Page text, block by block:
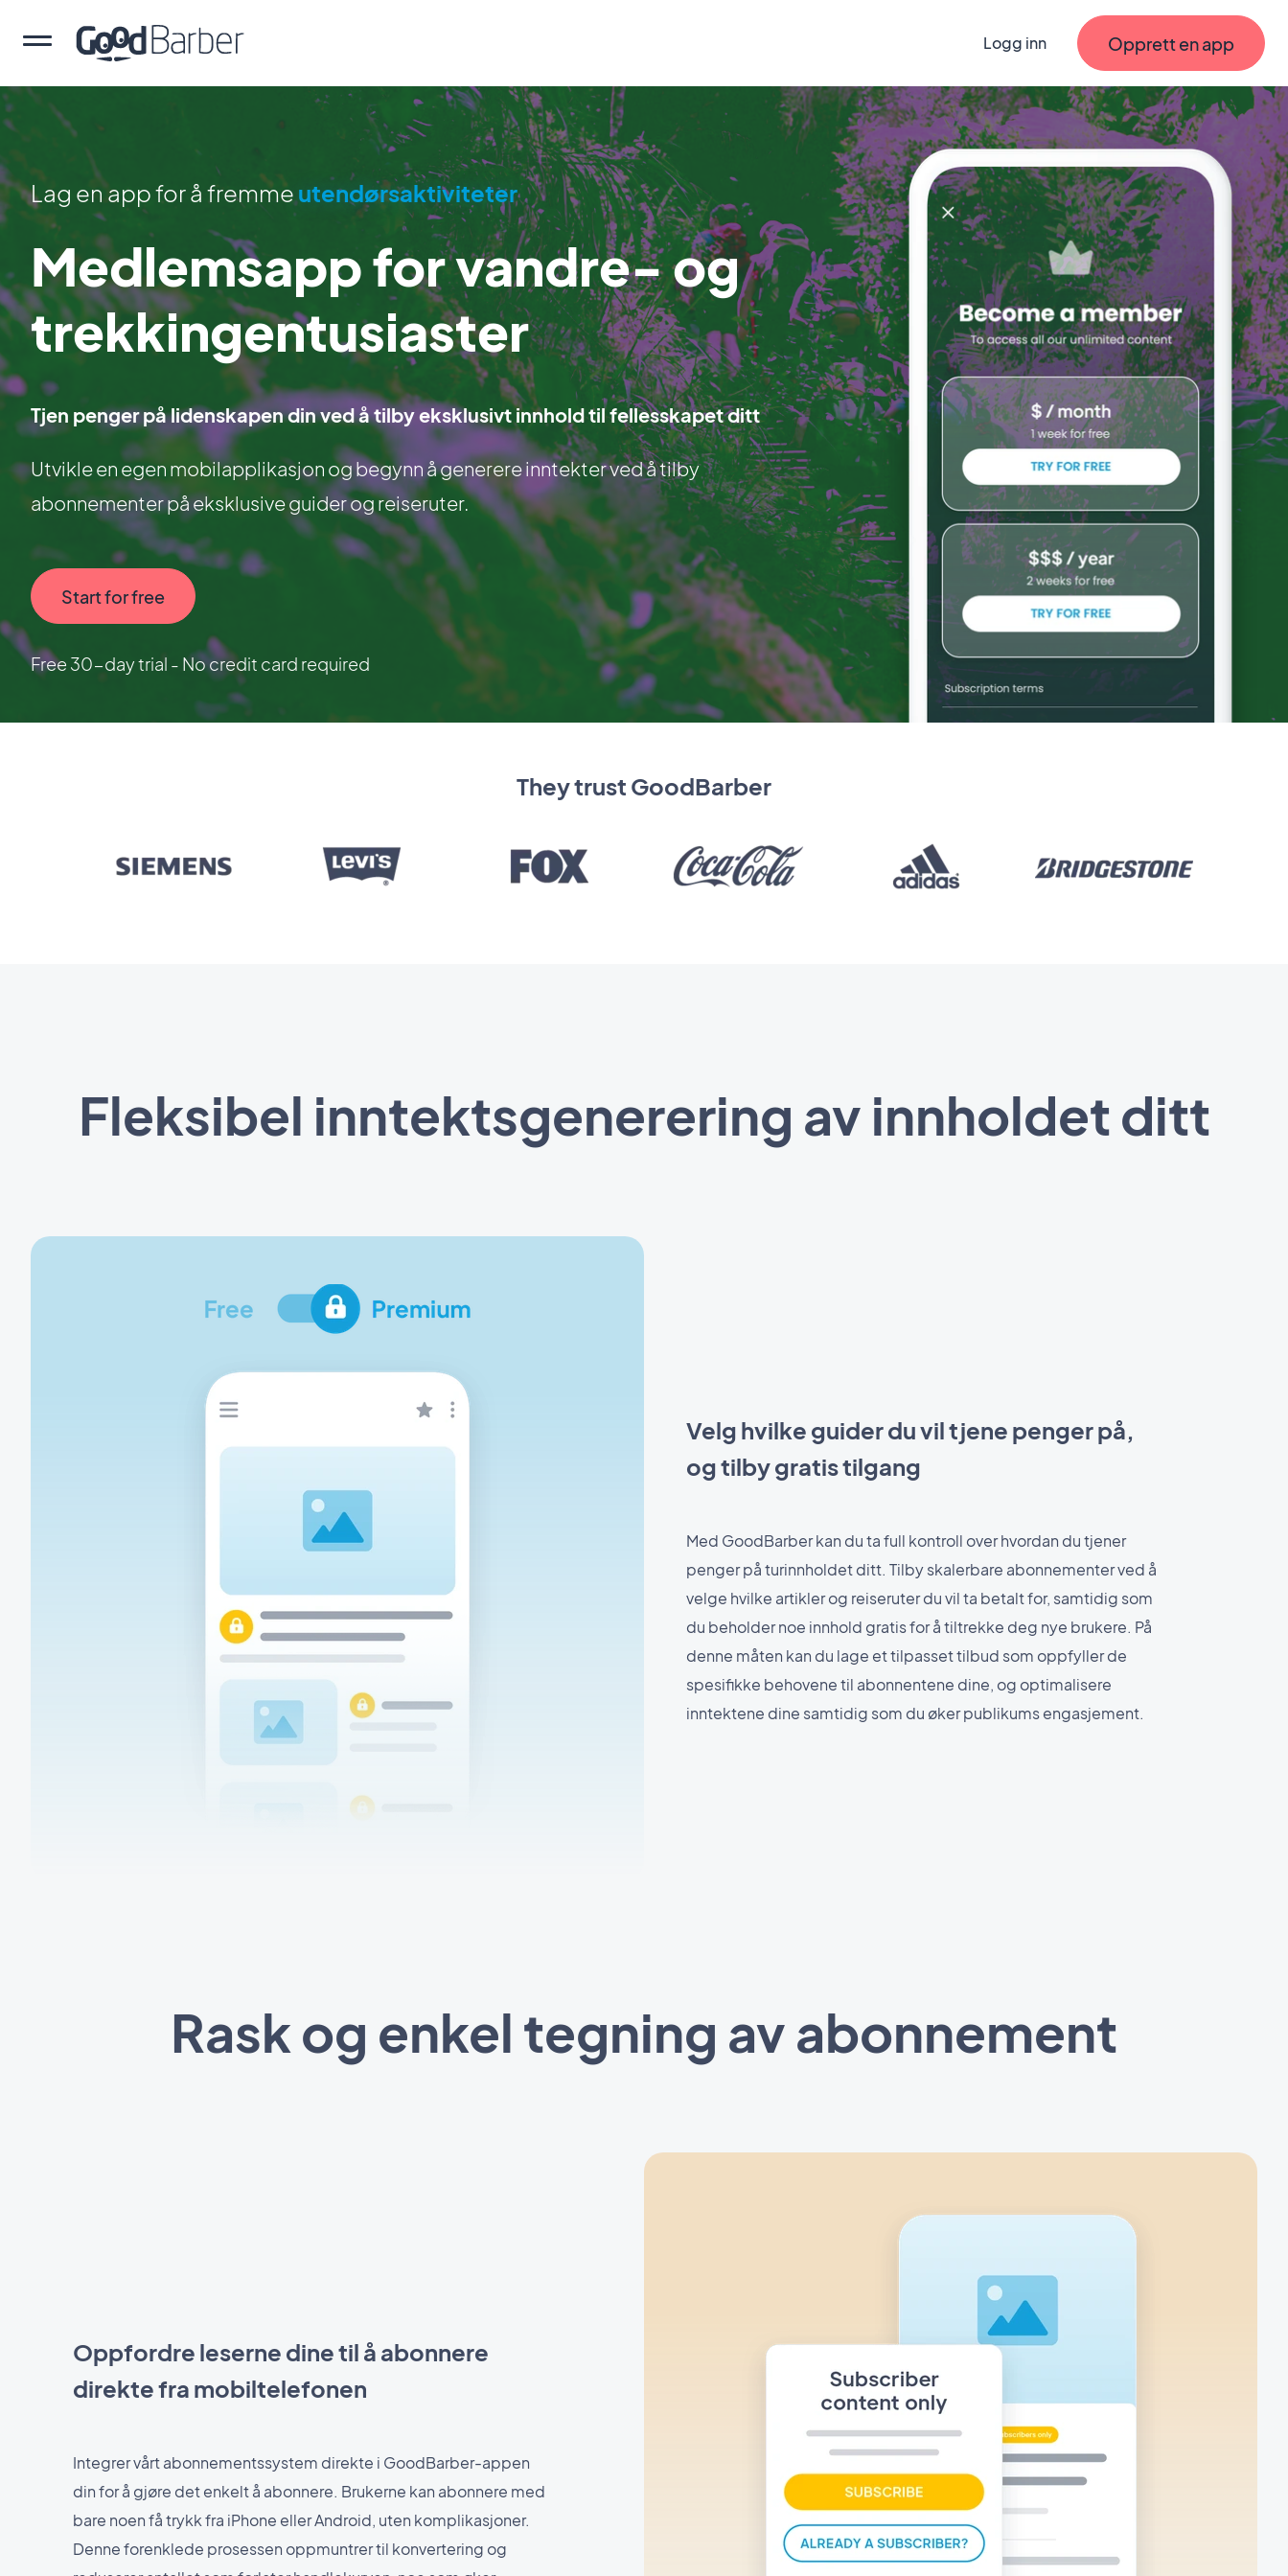
Logg inn Opprett en app
Lag en app for å fremme utendørsaktiviteter
Medlemsapp for vandre- og
trekkingentusiaster
Tjen penger på lidenskapen din ved å tilby eksklusivt innhold til fellesskapet ditt
Utvikle en egen mobilapplikasjon og begynn å generere inntekter ved å tilby
abonnementer på eksklusive guider og reiseruter.
Start for free
Free 30-day trial - No credit card required
They trust GoodBarber
Fleksibel inntektsgenerering av innholdet ditt
Velg hvilke guider du vil tjene penger på,
og tilby gratis tilgang
Med GoodBarber kan du ta full kontroll over hvordan du tjener
penger på turinnholdet ditt. Tilby skalerbare abonnementer ved å
velge hvilke artikler og reiseruter du vil ta betalt for, samtidig som
du beholder noe innhold gratis for å tiltrekke deg nye brukere. På
denne måten kan du lage et tilpasset tilbud som oppfyller de
spesifikke behovene til abonnentene dine, og optimalisere
inntektene dine samtidig som du øker publikums engasjement.
Rask og enkel tegning av abonnement
Oppfordre leserne dine til å abonnere
direkte fra mobiltelefonen
Integrer vårt abonnementssystem direkte i GoodBarber-appen
din for å gjøre det enkelt å abonnere. Brukerne kan abonnere med
bare noen få trykk fra iPhone eller Android, uten komplikasjoner.
Denne forenklede prosessen oppmuntrer til konvertering og